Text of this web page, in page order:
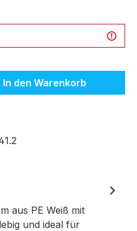
den
In den Warenkorb
aus PE Weiß mit
und ideal für